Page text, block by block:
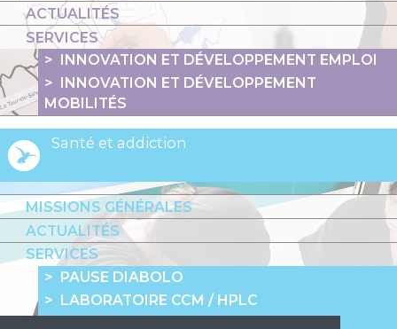
ACTUALITÉS
SERVICES
INNOVATION ET DÉVELOPPEMENT EMPLOI
INNOVATION ET DÉVELOPPEMENT
MOBILITÉS
Santé et addiction
MISSIONS GÉNÉRALES
ACTUALITÉS
SERVICES
PAUSE DIABOLO
LABORATOIRE CCM / HPLC